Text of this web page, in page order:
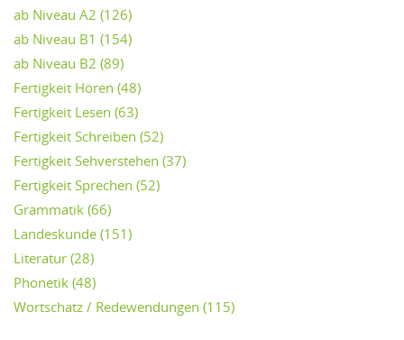
ab Niveau A2 (126)
ab Niveau B1 (154)
ab Niveau B2 (89)
Fertigkeit Hören (48)
Fertigkeit Lesen (63)
Fertigkeit Schreiben (52)
Fertigkeit Sehverstehen (37)
Fertigkeit Sprechen (52)
Grammatik (66)
Landeskunde (151)
Literatur (28)
Phonetik (48)
Wortschatz / Redewendungen (115)